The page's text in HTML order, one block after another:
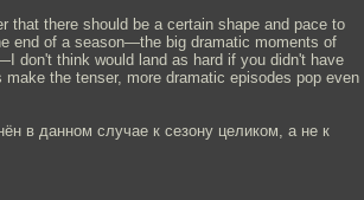
that there should be a certain shape and pace to
end of a season—the big dramatic moments of
don't think would land as hard if you didn't have
the tenser, more dramatic episodes pop even
в данном случае к сезону целиком, а не к